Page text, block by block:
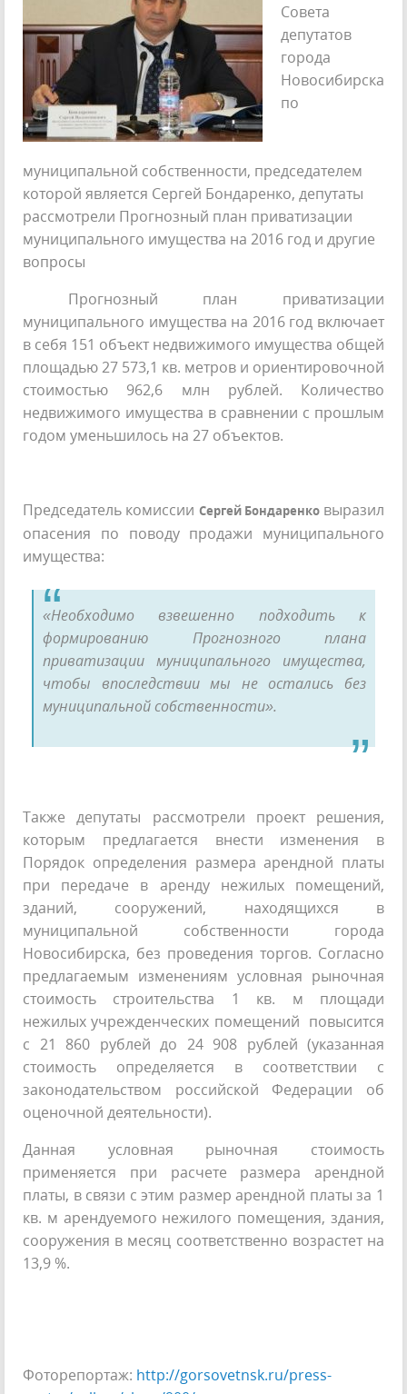
Совета
депутатов
города
Новосибирска
по
муниципальной собственности, председателем
которой является Сергей Бондаренко, депутаты
рассмотрели Прогнозный план приватизации
муниципального имущества на 2016 год и другие
вопросы
Прогнозный план приватизации
муниципального имущества на 2016 год включает
в себя 151 объект недвижимого имущества общей
площадью 27 573,1 кв. метров и ориентировочной
стоимостью 962,6 млн рублей. Количество
недвижимого имущества в сравнении с прошлым
годом уменьшилось на 27 объектов.
Председатель комиссии Сергей Бондаренко выразил
опасения по поводу продажи муниципального
имущества:
«Необходимо взвешенно подходить к
формированию Прогнозного плана
приватизации муниципального имущества,
чтобы впоследствии мы не остались без
муниципальной собственности».
Также депутаты рассмотрели проект решения,
которым предлагается внести изменения в
Порядок определения размера арендной платы
при передаче в аренду нежилых помещений,
зданий, сооружений, находящихся в
муниципальной собственности города
Новосибирска, без проведения торгов. Согласно
предлагаемым изменениям условная рыночная
стоимость строительства 1 кв. м площади
нежилых учрежденческих помещений повысится
с 21 860 рублей до 24 908 рублей (указанная
стоимость определяется в соответствии с
законодательством российской Федерации об
оценочной деятельности).
Данная условная рыночная стоимость
применяется при расчете размера арендной
платы, в связи с этим размер арендной платы за 1
кв. м арендуемого нежилого помещения, здания,
сооружения в месяц соответственно возрастет на
13,9 %.
Фоторепортаж: http://gorsovetnsk.ru/press-